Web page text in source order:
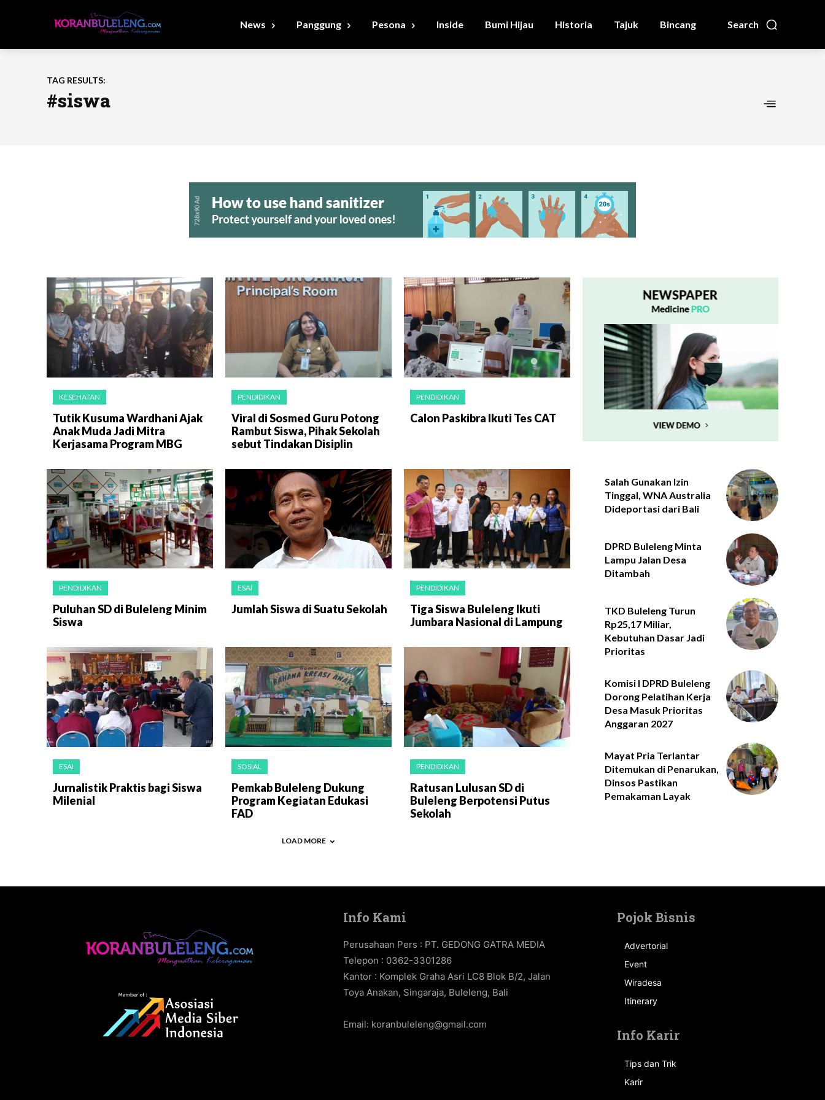
Search
News Panggung Pesona Inside Bumi Hijau Historia Tajuk Bincang
TAG RESULTS:
#siswa
KESEHATAN
Tutik Kusuma Wardhani Ajak
Anak Muda Jadi Mitra
Kerjasama Program MBG
PENDIDIKAN
Viral di Sosmed Guru Potong
Rambut Siswa, Pihak Sekolah
sebut Tindakan Disiplin
PENDIDIKAN
Calon Paskibra Ikuti Tes CAT
PENDIDIKAN
Puluhan SD di Buleleng Minim
Siswa
ESAI
Jumlah Siswa di Suatu Sekolah
PENDIDIKAN
Tiga Siswa Buleleng Ikuti
Jumbara Nasional di Lampung
ESAI
Jurnalistik Praktis bagi Siswa
Milenial
SOSIAL
Pemkab Buleleng Dukung
Program Kegiatan Edukasi
FAD
PENDIDIKAN
Ratusan Lulusan SD di
Buleleng Berpotensi Putus
Sekolah
LOAD MORE
Salah Gunakan Izin
Tinggal, WNA Australia
Dideportasi dari Bali
DPRD Buleleng Minta
Lampu Jalan Desa
Ditambah
TKD Buleleng Turun
Rp25,17 Miliar,
Kebutuhan Dasar Jadi
Prioritas
Komisi I DPRD Buleleng
Dorong Pelatihan Kerja
Desa Masuk Prioritas
Anggaran 2027
Mayat Pria Terlantar
Ditemukan di Penarukan,
Dinsos Pastikan
Pemakaman Layak
Info Kami
Perusahaan Pers : PT. GEDONG GATRA MEDIA
Telepon : 0362-3301286
Kantor : Komplek Graha Asri LC8 Blok B/2, Jalan
Toya Anakan, Singaraja, Buleleng, Bali
Email: koranbuleleng@gmail.com
Pojok Bisnis
Advertorial
Event
Wiradesa
Itinerary
Info Karir
Tips dan Trik
Karir